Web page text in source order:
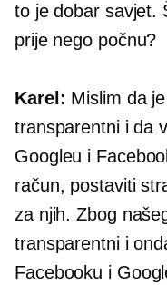
to je dobar savjet.
prije nego počnu?
Karel: Mislim da
transparentni i da
Googleu i
račun, postaviti
za njih. Zbog
transparentni i
Facebooku i